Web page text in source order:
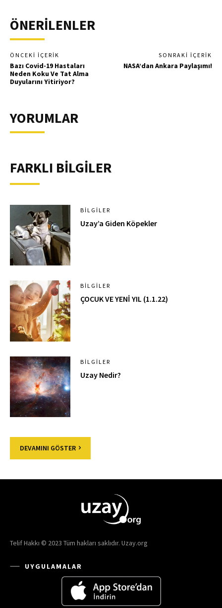
ÖNERİLENLER
ÖNCEKI İÇERIK
Bazı Covid-19 Hastaları
Neden Koku Ve Tat Alma
Duyularını Yitiriyor?
SONRAKI İÇERIK
NASA’dan Ankara Paylaşımı!
YORUMLAR
FARKLI BİLGİLER
BILGILER
Uzay’a Giden Köpekler
BILGILER
ÇOCUK VE YENİ YIL (1.1.22)
BILGILER
Uzay Nedir?
DEVAMINI GÖSTER
Telif Hakkı © 2023 Tüm hakları saklıdır. Uzay.org
UYGULAMALAR